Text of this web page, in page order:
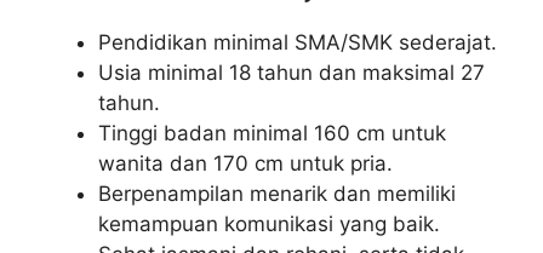
Pendidikan minimal SMA/SMK sederajat.
Usia minimal 18 tahun dan maksimal 27
tahun.
Tinggi badan minimal 160 cm untuk
wanita dan 170 cm untuk pria.
Berpenampilan menarik dan memiliki
kemampuan komunikasi yang baik.